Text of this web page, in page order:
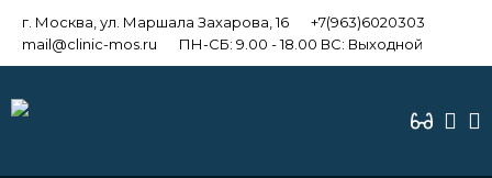
г. Москва, ул. Маршала Захарова, 16
+7(963)6020303
mail@clinic-mos.ru
ПН-СБ: 9.00 - 18.00 ВС: Выходной